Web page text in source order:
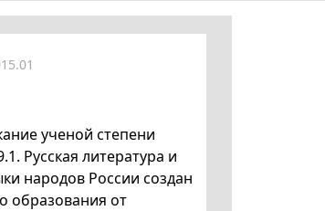
ученой степени
Русская литература и
народов России создан
образования от